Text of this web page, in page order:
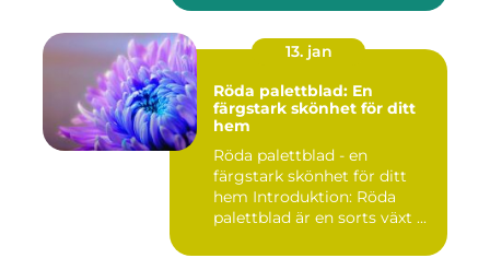
13. jan
Röda palettblad: En
färgstark skönhet för ditt
hem
Röda palettblad - en
färgstark skönhet för ditt
hem Introduktion: Röda
palettblad är en sorts växt ...